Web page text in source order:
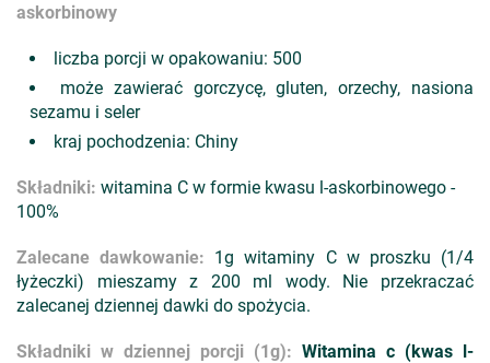
askorbinowy
liczba porcji w opakowaniu: 500
może zawierać gorczycę, gluten, orzechy, nasiona
sezamu i seler
kraj pochodzenia: Chiny
Składniki: witamina C w formie kwasu l-askorbinowego -
100%
Zalecane dawkowanie: 1g witaminy C w proszku (1/4
łyżeczki) mieszamy z 200 ml wody. Nie przekraczać
zalecanej dziennej dawki do spożycia.
Składniki w dziennej porcji (1g): Witamina c (kwas l-